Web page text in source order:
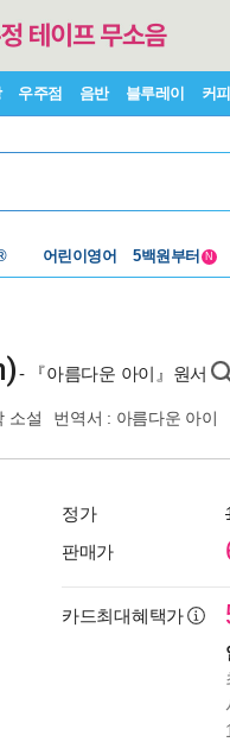
우주점 음반 블루레이 커피
어린이영어
5백원부터
N
- 『아름다운 아이』원서
소설 번역서 : 아름다운 아이
정가
판매가
카드최대혜택가